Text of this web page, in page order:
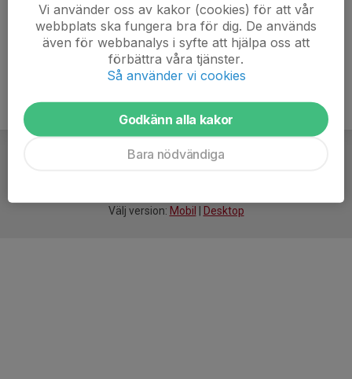
Välj version: Mobil Desktop
Vi använder oss av kakor (cookies) för att vår
webbplats ska fungera bra för dig. De används
även för webbanalys i syfte att hjälpa oss att
förbättra våra tjänster.
Så använder vi cookies
Godkänn alla kakor
Bara nödvändiga